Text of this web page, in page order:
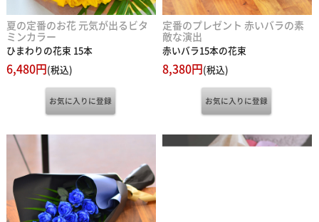
夏の定番のお花 元気が出るビタ
ミンカラー
ひまわりの花束 15本
6,480円(税込)
定番のプレゼント 赤いバラの素
敵な演出
赤いバラ15本の花束
8,380円(税込)